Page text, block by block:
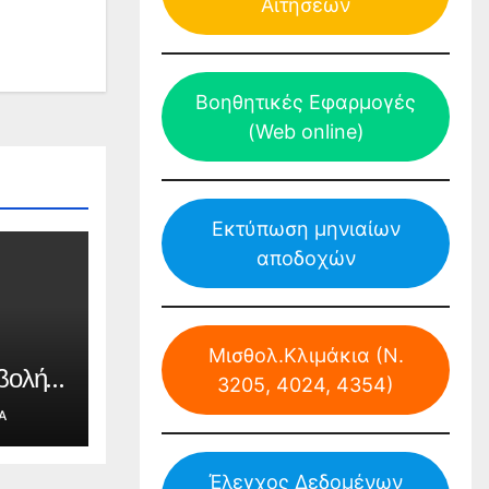
Αιτήσεων
Βοηθητικές Εφαρμογές
(Web online)
Εκτύπωση μηνιαίων
αποδοχών
Μισθολ.Κλιμάκια (Ν.
3205, 4024, 4354)
Έλεγχος Δεδομένων